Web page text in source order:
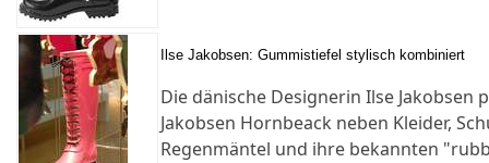
Ilse Jakobsen: Gummistiefel stylisch kombiniert
Die dänische Designerin Ilse
Jakobsen Hornbeack neben Kleider,
Regenmäntel und ihre bekannten